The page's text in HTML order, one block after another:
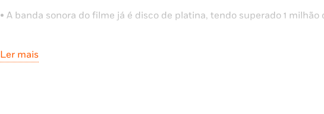
• A banda sonora do filme já é disco de platina, tendo superado 1 milhão
Ler mais